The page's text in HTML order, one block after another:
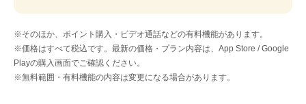
※そのほか、ポイント購入・ビデオ通話などの有料機能があります。
※価格はすべて税込です。最新の価格・プラン内容は、App Store / Google
Playの購入画面でご確認ください。
※無料範囲・有料機能の内容は変更になる場合があります。